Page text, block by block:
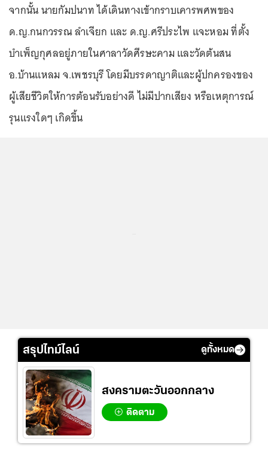
จากนั้น นายกัมปนาท ได้เดินทางเข้ากราบเคารพศพของ
ด.ญ.กนกวรรณ ลำเจียก และ ด.ญ.ศรีประไพ แจะหอม ที่ตั้ง
บำเพ็ญกุศลอยู่ภายในศาลาวัดศีรษะคาม และวัดต้นสน
อ.บ้านแหลม จ.เพชรบุรี โดยมีบรรดาญาติและผู้ปกครองของ
ผู้เสียชีวิตให้การต้อนรับอย่างดี ไม่มีปากเสียง หรือเหตุการณ์
รุนแรงใดๆ เกิดขึ้น
สรุปไทม์ไลน์ ดูทั้งหมด
สงครามตะวันออกกลาง
ติดตาม